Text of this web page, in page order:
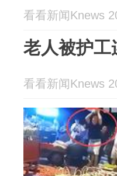
看看新闻Knews
老人被护
看看新闻Knews